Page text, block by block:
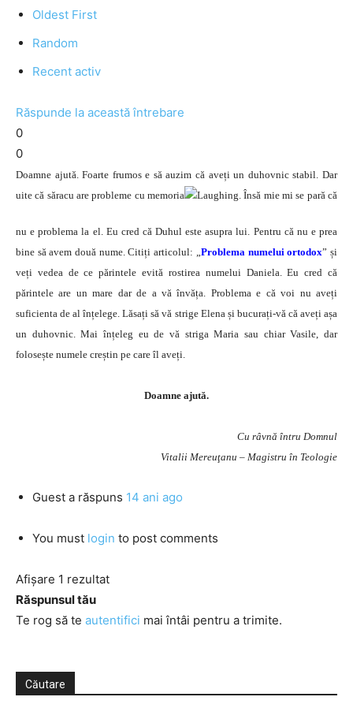
Oldest First
Random
Recent activ
Răspunde la această întrebare
0
0
Doamne ajută. Foarte frumos e să auzim că aveți un duhovnic stabil. Dar
uite că săracu are probleme cu memoria
. Însă mie mi se pară că
nu e problema la el. Eu cred că Duhul este asupra lui. Pentru că nu e prea
bine să avem două nume. Citiți articolul: „Problema numelui ortodox” și
veți vedea de ce părintele evită rostirea numelui Daniela. Eu cred că
părintele are un mare dar de a vă învăța. Problema e că voi nu aveți
suficienta de al înțelege. Lăsați să vă strige Elena și bucurați-vă că aveți așa
un duhovnic. Mai înțeleg eu de vă striga Maria sau chiar Vasile, dar
folosește numele creștin pe care îl aveți.
Doamne ajută.
Cu râvnă întru Domnul
Vitalii Mereuţanu – Magistru în Teologie
Guest a răspuns 14 ani ago
You must login to post comments
Afișare 1 rezultat
Răspunsul tău
Te rog să te autentifici mai întâi pentru a trimite.
Căutare